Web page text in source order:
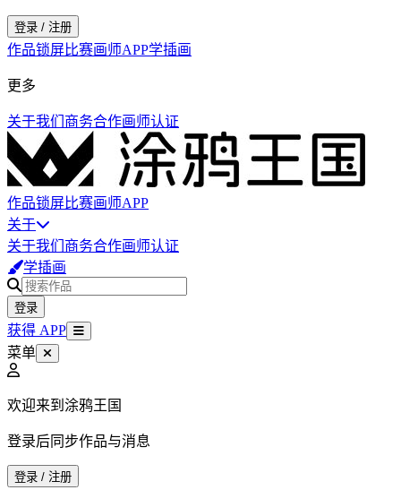
登录 / 注册
作品锁屏比赛画师APP学插画
更多
关于我们 商务合作画师认证
作品锁屏比赛画师APP
关于
关于我们 商务合作画师认证
学插画
登录
获得 APP
菜单
欢迎来到涂鸦王国
登录后同步作品与消息
登录 / 注册